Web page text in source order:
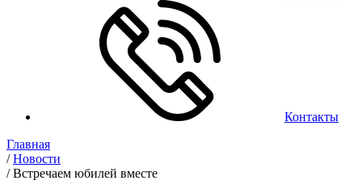
Контакты
Главная
/Новости
/Встречаем юбилей вместе